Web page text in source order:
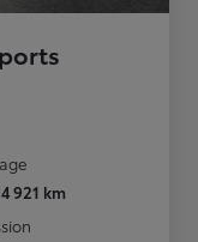
921 km